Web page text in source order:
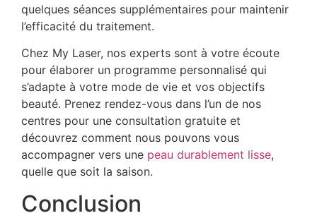
quelques séances supplémentaires pour maintenir
l’efficacité du traitement.
Chez My Laser, nos experts sont à votre écoute
pour élaborer un programme personnalisé qui
s’adapte à votre mode de vie et vos objectifs
beauté. Prenez rendez-vous dans l’un de nos
centres pour une consultation gratuite et
découvrez comment nous pouvons vous
accompagner vers une peau durablement lisse,
quelle que soit la saison.
Conclusion